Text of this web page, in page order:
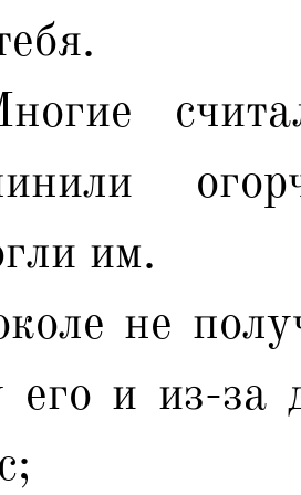
им.
не
его и из-за